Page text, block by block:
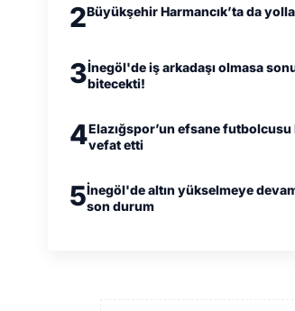
2Büyükşehir Harmancık’ta da
3İnegöl'de iş arkadaşı olmasa
bitecekti!
4Elazığspor’un efsane futbolcusu
vefat etti
5İnegöl'de altın yükselmeye
son durum